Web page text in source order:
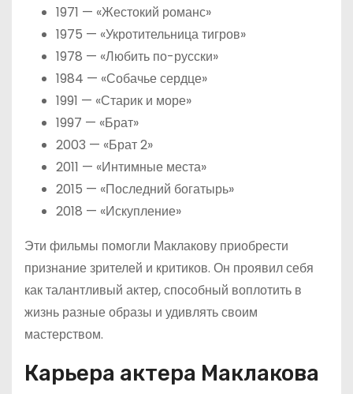
1971 — «Жестокий романс»
1975 — «Укротительница тигров»
1978 — «Любить по-русски»
1984 — «Собачье сердце»
1991 — «Старик и море»
1997 — «Брат»
2003 — «Брат 2»
2011 — «Интимные места»
2015 — «Последний богатырь»
2018 — «Искупление»
Эти фильмы помогли Маклакову приобрести
признание зрителей и критиков. Он проявил себя
как талантливый актер, способный воплотить в
жизнь разные образы и удивлять своим
мастерством.
Карьера актера Маклакова